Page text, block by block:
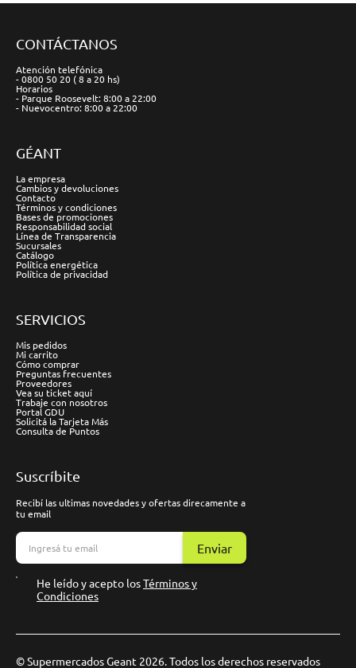
CONTÁCTANOS
Atención telefónica
- 0800 50 20 ( 8 a 20 hs)
Horarios
- Parque Roosevelt: 8:00 a 22:00
- Nuevocentro: 8:00 a 22:00
GÉANT
La empresa
Cambios y devoluciones
Contacto
Términos y condiciones
Bases de promociones
Responsabilidad social
Línea de Transparencia
Sucursales
Catálogo
Política energética
Política de privacidad
SERVICIOS
Mis pedidos
Mi carrito
Cómo comprar
Preguntas frecuentes
Proveedores
Vea su ticket aquí
Trabaje con nosotros
Portal GDU
Solicitá la Tarjeta Más
Consulta de Puntos
Suscríbite
Recibí las ultimas novedades y ofertas direcamente a
tu email
Enviar
He leído y acepto losTérminos y
Condiciones
© Supermercados Geant 2026. Todos los derechos reservados